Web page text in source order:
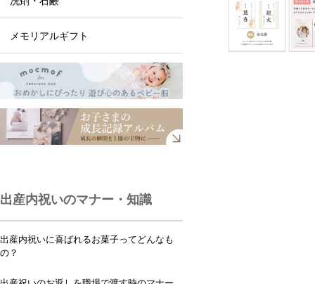
メモリアルギフト
出産内祝いのマナー・知識
出産内祝いに喜ばれるお菓子ってどんなも
の？